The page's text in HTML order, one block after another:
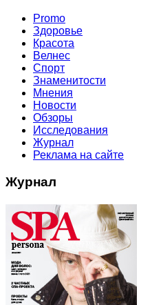
Promo
Здоровье
Красота
Велнес
Спорт
Знаменитости
Мнения
Новости
Обзоры
Исследования
Журнал
Реклама на сайте
Журнал